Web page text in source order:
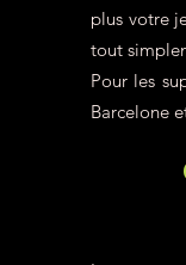
plus votre
tout
Pour les
Barcelone